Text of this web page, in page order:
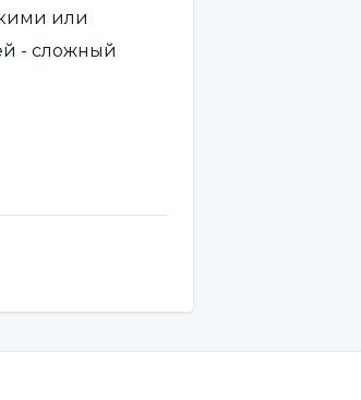
или
- сложный